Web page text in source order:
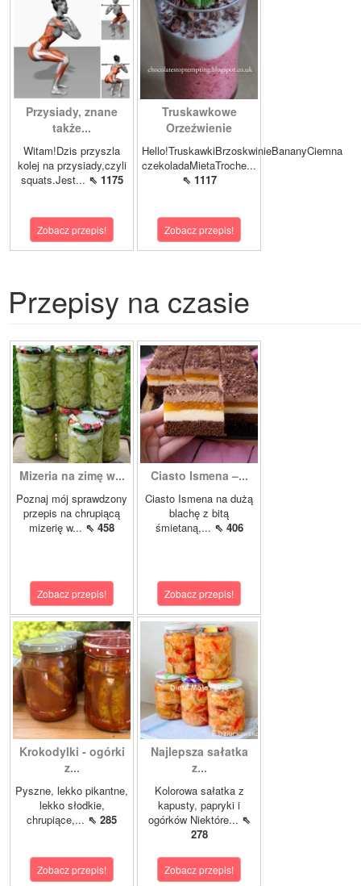
Przysiady, znane
także...
Witam!Dzis przyszla
kolej na przysiady,czyli
squats.Jest... ⇖ 1175
Zobacz przepis!
Truskawkowe
Orzeźwienie
Hello!TruskawkiBrzoskwinieBananyCiemna
czekoladaMietaTroche...
⇖ 1117
Zobacz przepis!
Przepisy na czasie
Mizeria na zimę w...
Poznaj mój sprawdzony
przepis na chrupiącą
mizerię w... ⇖ 458
Zobacz przepis!
Ciasto Ismena –...
Ciasto Ismena na dużą
blachę z bitą
śmietaną,... ⇖ 406
Zobacz przepis!
Krokodylki - ogórki
z...
Pyszne, lekko pikantne,
lekko słodkie,
chrupiące,... ⇖ 285
Zobacz przepis!
Najlepsza sałatka
z...
Kolorowa sałatka z
kapusty, papryki i
ogórków Niektóre... ⇖
278
Zobacz przepis!